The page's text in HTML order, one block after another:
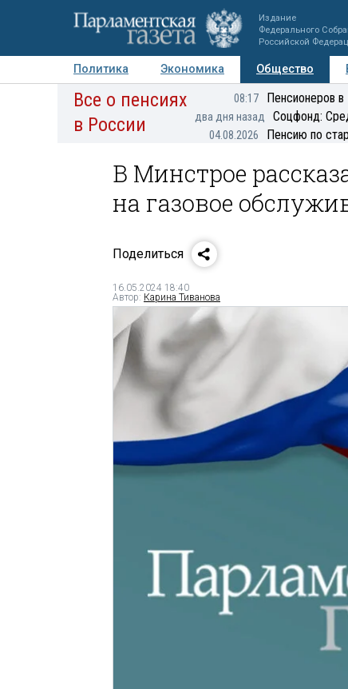
Издание
Федерального
Российской
Политика Экономика Общество
Авторы Персоны Мнения
Все о пенсиях
в России
08:17 Пенсионеров
два дня назад Соцфонд:
04.08.2026 Пенсию по
В Минстрое
на газовое
Поделиться
16.05.2024 18:40
Автор: Карина Тиванова